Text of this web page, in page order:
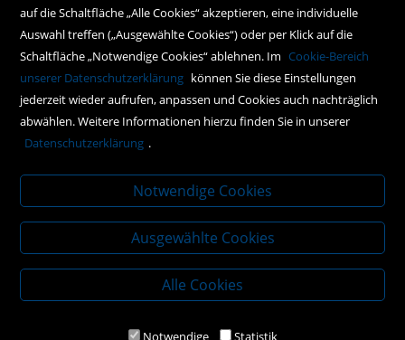
Social Media
Policy
AGBs
Impressum
Datenschutz
auf die Schaltfläche „Alle Cookies“ akzeptieren, eine individuelle
Auswahl treffen („Ausgewählte Cookies“) oder per Klick auf die
Schaltfläche „Notwendige Cookies“ ablehnen. Im Cookie-Bereich
unserer Datenschutzerklärung können Sie diese Einstellungen
jederzeit wieder aufrufen, anpassen und Cookies auch nachträglich
abwählen. Weitere Informationen hierzu finden Sie in unserer
Datenschutzerklärung .
Notwendige Cookies
Ausgewählte Cookies
Alle Cookies
Notwendige Statistik